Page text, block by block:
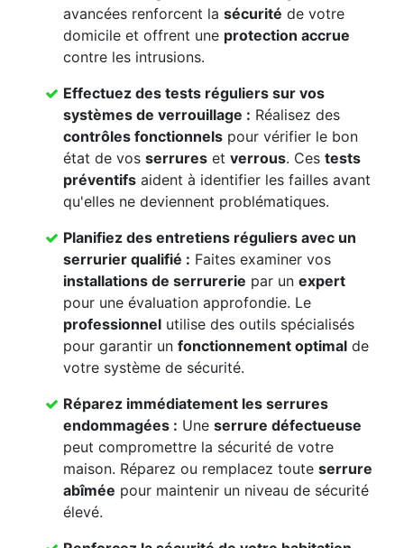
avancées renforcent la sécurité de votre
domicile et offrent une protection accrue
contre les intrusions.
Effectuez des tests réguliers sur vos
systèmes de verrouillage : Réalisez des
contrôles fonctionnels pour vérifier le bon
état de vos serrures et verrous. Ces tests
préventifs aident à identifier les failles avant
qu'elles ne deviennent problématiques.
Planifiez des entretiens réguliers avec un
serrurier qualifié : Faites examiner vos
installations de serrurerie par un expert
pour une évaluation approfondie. Le
professionnel utilise des outils spécialisés
pour garantir un fonctionnement optimal de
votre système de sécurité.
Réparez immédiatement les serrures
endommagées : Une serrure défectueuse
peut compromettre la sécurité de votre
maison. Réparez ou remplacez toute serrure
abîmée pour maintenir un niveau de sécurité
élevé.